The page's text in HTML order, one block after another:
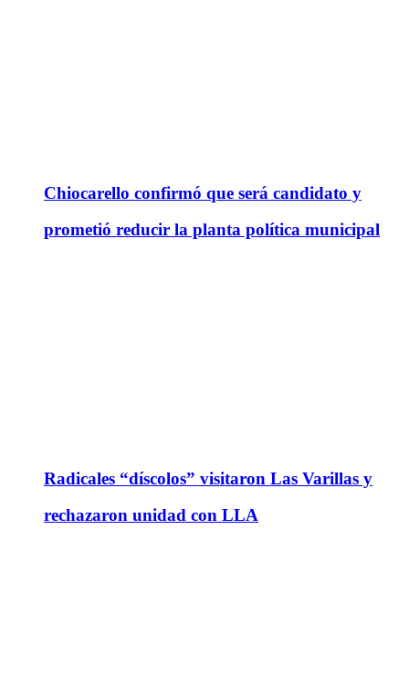
Chiocarello confirmó que será candidato y
prometió reducir la planta política municipal
Radicales “díscolos” visitaron Las Varillas y
rechazaron unidad con LLA